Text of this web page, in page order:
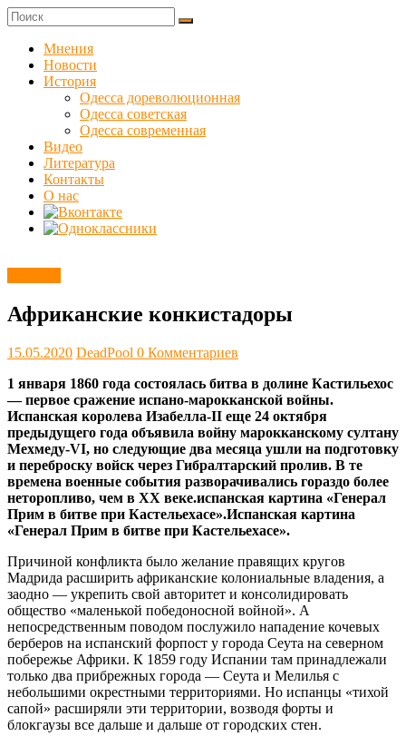
Skip
to
content
Куликовец
Сайт
одесского
сопротивления
Мнения
Новости
История
Одесса дореволюционная
Одесса советская
Одесса современная
Видео
Литература
Контакты
О нас
Африканские конкистадоры
15.05.2020 DeadPool 0 Комментариев
1 января 1860 года состоялась битва в долине Кастильехос
— первое сражение испано-марокканской войны.
Испанская королева Изабелла-II еще 24 октября
предыдущего года объявила войну марокканскому султану
Мехмеду-VI, но следующие два месяца ушли на подготовку
и переброску войск через Гибралтарский пролив. В те
времена военные события разворачивались гораздо более
неторопливо, чем в XX веке.испанская картина «Генерал
Прим в битве при Кастельехасе».Испанская картина
«Генерал Прим в битве при Кастельехасе».
Причиной конфликта было желание правящих кругов
Мадрида расширить африканские колониальные владения, а
заодно — укрепить свой авторитет и консолидировать
общество «маленькой победоносной войной». А
непосредственным поводом послужило нападение кочевых
берберов на испанский форпост у города Сеута на северном
побережье Африки. К 1859 году Испании там принадлежали
только два прибрежных города — Сеута и Мелилья с
небольшими окрестными территориями. Но испанцы «тихой
сапой» расширяли эти территории, возводя форты и
блокгаузы все дальше и дальше от городских стен.